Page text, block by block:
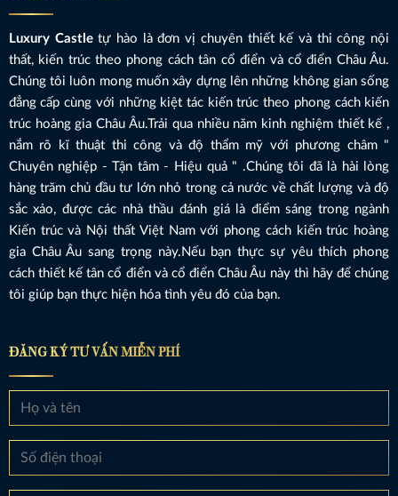
Luxury Castletự hào là đơn vị chuyên thiết kế và thi công nội
thất, kiến trúc theo phong cách tân cổ điển và cổ điển Châu Âu.
Chúng tôi luôn mong muốn xây dựng lên những không gian sống
đẳng cấp cùng với những kiệt tác kiến trúc theo phong cách kiến
trúc hoàng gia Châu Âu.Trải qua nhiều năm kinh nghiệm thiết kế ,
nắm rõ kĩ thuật thi công và độ thẩm mỹ với phương châm "
Chuyên nghiệp - Tận tâm - Hiệu quả " .Chúng tôi đã là hài lòng
hàng trăm chủ đầu tư lớn nhỏ trong cả nước về chất lượng và độ
sắc xảo, được các nhà thầu đánh giá là điểm sáng trong ngành
Kiến trúc và Nội thất Việt Nam với phong cách kiến trúc hoàng
gia Châu Âu sang trọng này.Nếu bạn thực sự yêu thích phong
cách thiết kế tân cổ điển và cổ điển Châu Âu này thì hãy để chúng
tôi giúp bạn thực hiện hóa tình yêu đó của bạn.
ĐĂNG KÝ TƯ VẤN MIỄN PHÍ